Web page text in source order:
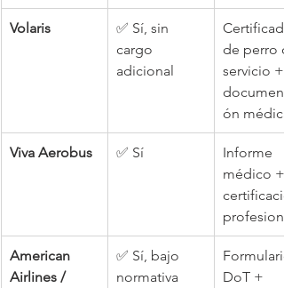
Volaris
✅ Sí, sin
cargo
adicional
de perro
servicio +
ón médica
Viva Aerobus ✅ Sí
Informe
médico +
American
Airlines /
✅ Sí, bajo
normativa
DoT +